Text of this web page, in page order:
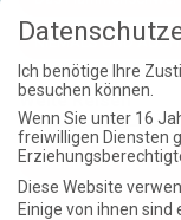
NIEMALS UND
Weite Reisen
Atlantische
Die Zeit der
Ich benötige Ihre
besuchen können.
Wenn Sie unter 16
freiwilligen Diensten
Diese Website
Einige von ihnen